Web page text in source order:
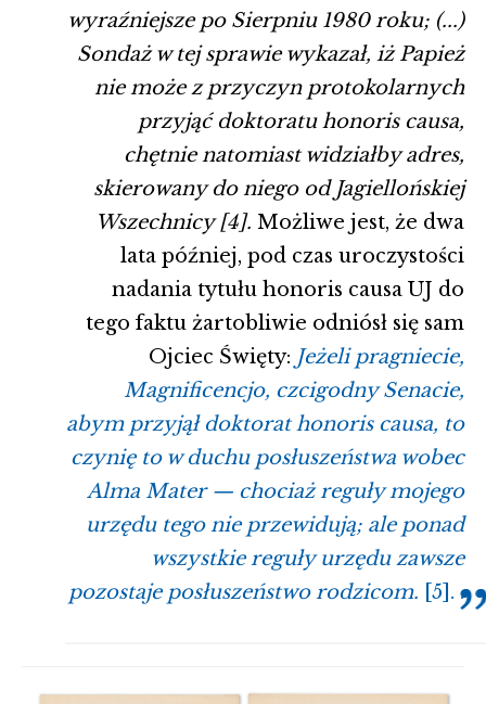
wyraźniejsze po Sierpniu 1980 roku; (...)
Sondaż w tej sprawie wykazał, iż Papież
nie może z przyczyn protokolarnych
przyjąć doktoratu honoris causa,
chętnie natomiast widziałby adres,
skierowany do niego od Jagiellońskiej
Wszechnicy [4]. Możliwe jest, że dwa
lata później, pod czas uroczystości
nadania tytułu honoris causa UJ do
tego faktu żartobliwie odniósł się sam
Ojciec Święty: Jeżeli pragniecie,
Magnificencjo, czcigodny Senacie,
abym przyjął doktorat honoris causa, to
czynię to w duchu posłuszeństwa wobec
Alma Mater — chociaż reguły mojego
urzędu tego nie przewidują; ale ponad
wszystkie reguły urzędu zawsze
pozostaje posłuszeństwo rodzicom. [5]. .